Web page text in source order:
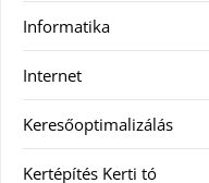
Informatika
Internet
Keresőoptimalizálás
Kertépítés Kerti tó